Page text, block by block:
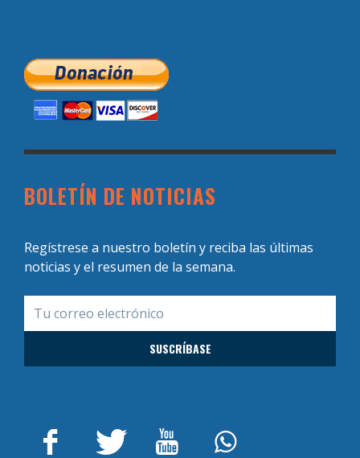
BOLETÍN DE NOTICIAS
Regístrese a nuestro boletín y reciba las últimas
noticias y el resumen de la semana.